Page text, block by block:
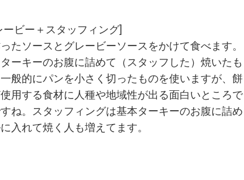
ビー＋スタッフィング]
たソースとグレービーソースをかけて食べます。
ーキーのお腹に詰めて（スタッフした）焼いたも
般的にパンを小さく切ったものを使いますが、餅
用する食材に人種や地域性が出る面白いところで
ね。スタッフィングは基本ターキーのお腹に詰め
入れて焼く人も増えてます。